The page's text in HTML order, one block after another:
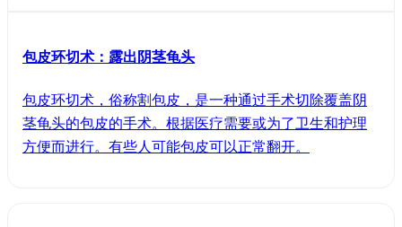
包皮环切术：露出阴茎龟头
包皮环切术，俗称割包皮，是一种通过手术切除覆盖阴
茎龟头的包皮的手术。根据医疗需要或为了卫生和护理
方便而进行。有些人可能包皮可以正常翻开。